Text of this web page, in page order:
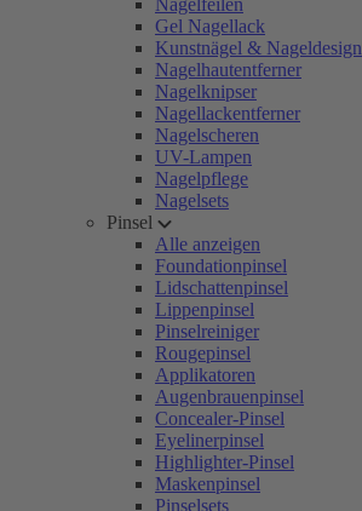
Nagelfeilen
Gel Nagellack
Kunstnägel & Nageldesign
Nagelhautentferner
Nagelknipser
Nagellackentferner
Nagelscheren
UV-Lampen
Nagelpflege
Nagelsets
Pinsel
Alle anzeigen
Foundationpinsel
Lidschattenpinsel
Lippenpinsel
Pinselreiniger
Rougepinsel
Applikatoren
Augenbrauenpinsel
Concealer-Pinsel
Eyelinerpinsel
Highlighter-Pinsel
Maskenpinsel
Pinselsets